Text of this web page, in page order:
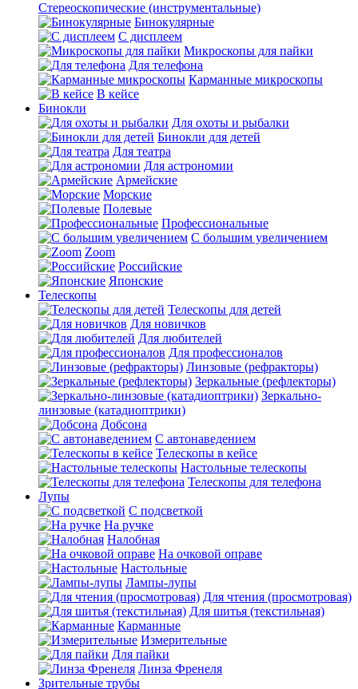
Стереоскопические (инструментальные)
Бинокулярные
С дисплеем
Микроскопы для пайки
Для телефона
Карманные микроскопы
В кейсе
Бинокли
Для охоты и рыбалки
Бинокли для детей
Для театра
Для астрономии
Армейские
Морские
Полевые
Профессиональные
С большим увеличением
Zoom
Российские
Японские
Телескопы
Телескопы для детей
Для новичков
Для любителей
Для профессионалов
Линзовые (рефракторы)
Зеркальные (рефлекторы)
Зеркально-
линзовые (катадиоптрики)
Добсона
С автонаведением
Телескопы в кейсе
Настольные телескопы
Телескопы для телефона
Лупы
С подсветкой
На ручке
Налобная
На очковой оправе
Настольные
Лампы-лупы
Для чтения (просмотровая)
Для шитья (текстильная)
Карманные
Измерительные
Для пайки
Линза Френеля
Зрительные трубы